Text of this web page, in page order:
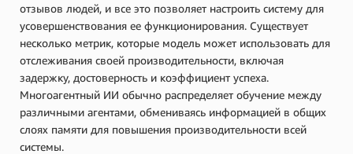
отзывов людей, и все это позволяет настроить систему для
усовершенствования ее функционирования. Существует
несколько метрик, которые модель может использовать для
отслеживания своей производительности, включая
задержку, достоверность и коэффициент успеха.
Многоагентный ИИ обычно распределяет обучение между
различными агентами, обмениваясь информацией в общих
слоях памяти для повышения производительности всей
системы.